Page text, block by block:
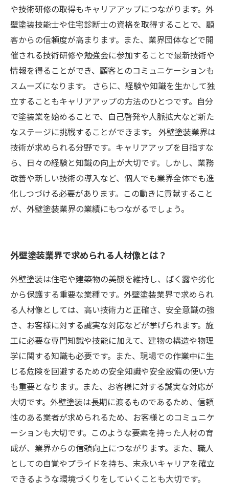
や技術研修の取得もキャリアアップにつながります。外
壁塗装技能士や住宅診断士の資格を取得することで、顧
客からの信頼度が高まります。また、業界団体などで開
催される技術研修や勉強会に参加することで最新技術や
情報を得ることができ、顧客とのコミュニケーションも
スムーズになります。 さらに、経験や知識を生かして独
立することもキャリアアップの方法のひとつです。自分
で塗装業を始めることで、自己啓発や人脈拡大など新た
なステージに挑戦することができます。 外壁塗装業界は
技術が求められる分野です。キャリアアップを目指すな
ら、日々の経験と知識の向上が大切です。しかし、業務
改善や新しい技術の導入など、個人でも業界全体でも進
化しつづける必要があります。この動きに貢献すること
が、外壁塗装業界の業績にもつながるでしょう。
外壁塗装業界で求められる人材像とは？
外壁塗装は住宅や建築物の美観を維持し、ばく露や劣化
から保護する重要な業種です。外壁塗装業界で求められ
る人材像としては、高い技術力と正確さ、安全意識の強
さ、お客様に対する誠実な対応などが挙げられます。施
工に必要な専門知識や技能に加えて、建物の構造や物理
学に関する知識も必要です。また、現場での作業中に生
じる危険を回避するための安全知識や安全設備の使い方
も重要となります。また、お客様に対する誠実な対応が
大切です。外壁塗装は長期に渡るものであるため、信頼
性のある業者が求められるため、お客様とのコミュニケ
ーションも大切です。このような要素を持った人材の育
成が、業界からの信頼向上につながります。また、職人
としての自覚やプライドを持ち、末永いキャリアを確立
できるような環境づくりをしていくことも大切です。